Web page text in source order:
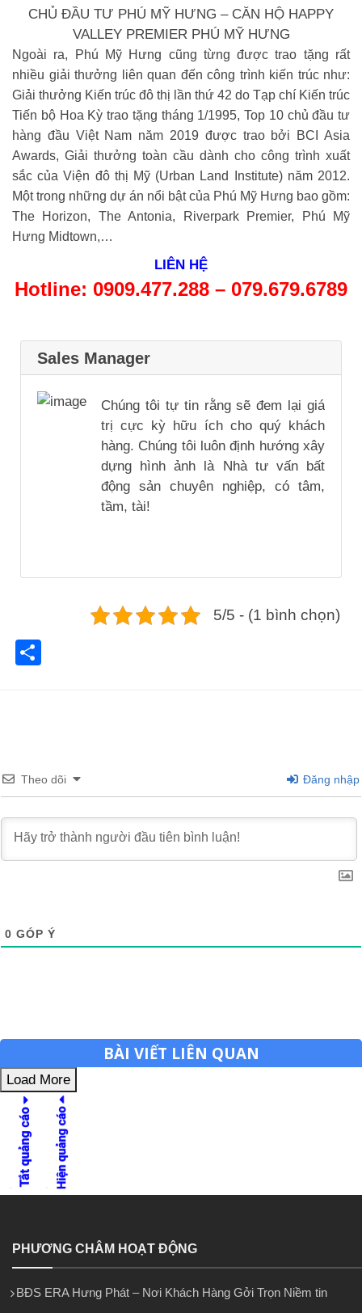
CHỦ ĐẦU TƯ PHÚ MỸ HƯNG – CĂN HỘ HAPPY
VALLEY PREMIER PHÚ MỸ HƯNG
Ngoài ra, Phú Mỹ Hưng cũng từng được trao tặng rất
nhiều giải thưởng liên quan đến công trình kiến trúc như:
Giải thưởng Kiến trúc đô thị lần thứ 42 do Tạp chí Kiến trúc
Tiến bộ Hoa Kỳ trao tặng tháng 1/1995, Top 10 chủ đầu tư
hàng đầu Việt Nam năm 2019 được trao bởi BCI Asia
Awards, Giải thưởng toàn cầu dành cho công trình xuất
sắc của Viện đô thị Mỹ (Urban Land Institute) năm 2012.
Một trong những dự án nổi bật của Phú Mỹ Hưng bao gồm:
The Horizon, The Antonia, Riverpark Premier, Phú Mỹ
Hưng Midtown,…
LIÊN HỆ
Hotline: 0909.477.288 – 079.679.6789
Sales Manager
Chúng tôi tự tin rằng sẽ đem lại giá
trị cực kỳ hữu ích cho quý khách
hàng. Chúng tôi luôn định hướng xây
dựng hình ảnh là Nhà tư vấn bất
động sản chuyên nghiệp, có tâm,
tầm, tài!
5/5 - (1 bình chọn)
Theo dõi Đăng nhập
0 GÓP Ý
BÀI VIẾT LIÊN QUAN
Load More
PHƯƠNG CHÂM HOẠT ĐỘNG
BĐS ERA Hưng Phát – Nơi Khách Hàng Gởi Trọn Niềm tin